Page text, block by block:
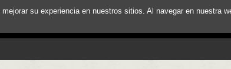
su experiencia en nuestros sitios. Al navegar en